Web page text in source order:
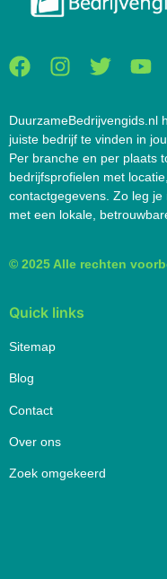
DuurzameBedrijvengids.nl
juiste bedrijf te vinden in
Per branche en per plaats
bedrijfsprofielen met
contactgegevens. Zo leg
met een lokale,
© 2025 Alle rechten
Quick links
Sitemap
Blog
Contact
Over ons
Zoek omgekeerd